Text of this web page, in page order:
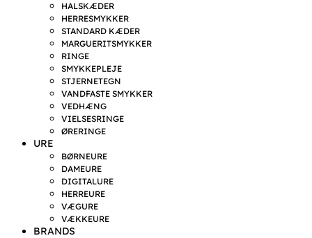
HALSKÆDER
HERRESMYKKER
STANDARD KÆDER
MARGUERITSMYKKER
RINGE
SMYKKEPLEJE
STJERNETEGN
VANDFASTE SMYKKER
VEDHÆNG
VIELSESRINGE
ØRERINGE
URE
BØRNEURE
DAMEURE
DIGITALURE
HERREURE
VÆGURE
VÆKKEURE
BRANDS